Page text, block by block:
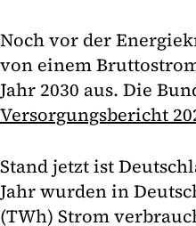
Noch vor der
von einem
Jahr 2030 aus. Die
Versorgungsbericht
Stand jetzt ist
Jahr wurden in
(TWh) Strom